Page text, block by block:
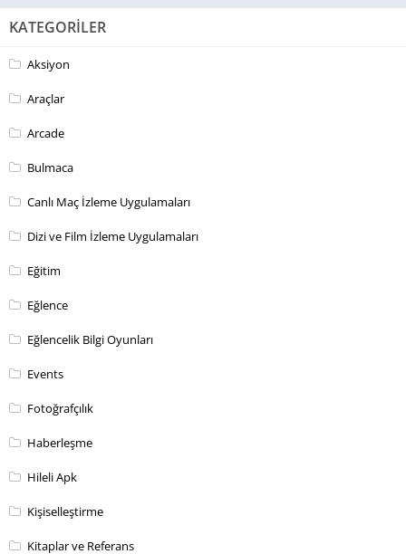
KATEGORILER
Aksiyon
Araçlar
Arcade
Bulmaca
Canlı Maç İzleme Uygulamaları
Dizi ve Film İzleme Uygulamaları
Eğitim
Eğlence
Eğlencelik Bilgi Oyunları
Events
Fotoğrafçılık
Haberleşme
Hileli Apk
Kişiselleştirme
Kitaplar ve Referans